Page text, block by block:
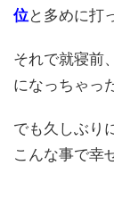
位と多めに打
それで就寝前
になっちゃっ
でも久しぶり
こんな事で幸